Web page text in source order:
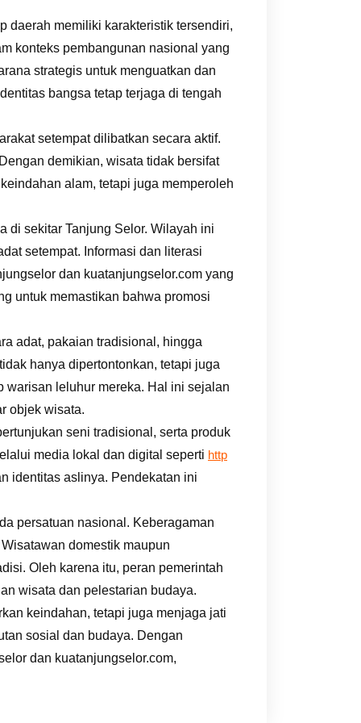
daerah memiliki karakteristik tersendiri,
konteks pembangunan nasional yang
strategis untuk menguatkan dan
bangsa tetap terjaga di tengah
setempat dilibatkan secara aktif.
demikian, wisata tidak bersifat
alam, tetapi juga memperoleh
di sekitar Tanjung Selor. Wilayah ini
setempat. Informasi dan literasi
dan kuatanjungselor.com yang
untuk memastikan bahwa promosi
adat, pakaian tradisional, hingga
hanya dipertontonkan, tetapi juga
warisan leluhur mereka. Hal ini sejalan
objek wisata.
seni tradisional, serta produk
media lokal dan digital seperti http
identitas aslinya. Pendekatan ini
persatuan nasional. Keberagaman
domestik maupun
Oleh karena itu, peran pemerintah
wisata dan pelestarian budaya.
keindahan, tetapi juga menjaga jati
sosial dan budaya. Dengan
dan kuatanjungselor.com,